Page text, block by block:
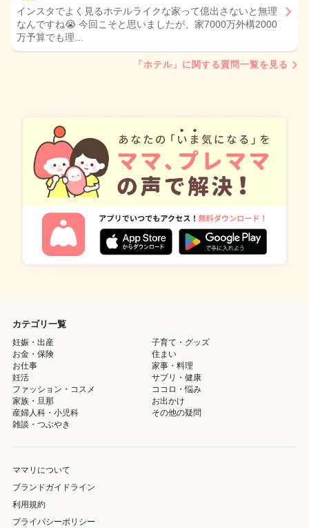
インスタでよく見るホテルライクな家って億出さないと無理
なんですね😭 今回こそと思いましたが、家7000万外構2000
万予算でも理…
「ホテル」に関する質問一覧を見る
カテゴリ一覧
妊娠・出産
子育て・グッズ
お金・保険
住まい
お仕事
家事・料理
妊活
サプリ・健康
ファッション・コスメ
ココロ・悩み
家族・旦那
お出かけ
産婦人科・小児科
その他の疑問
雑談・つぶやき
ママリについて
ブランドガイドライン
利用規約
プライバシーポリシー